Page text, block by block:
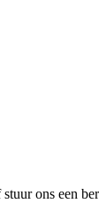
ons een